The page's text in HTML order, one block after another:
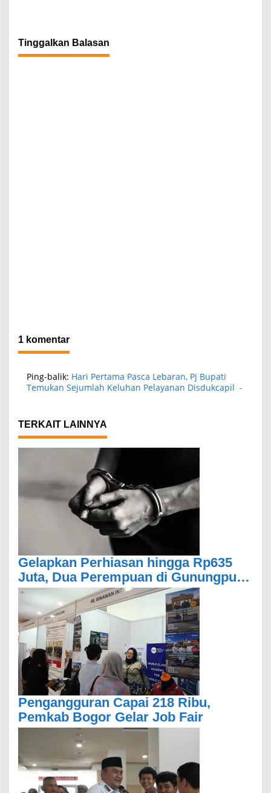
Tinggalkan Balasan
1 komentar
Ping-balik: Hari Pertama Pasca Lebaran, Pj Bupati
Temukan Sejumlah Keluhan Pelayanan Disdukcapil -
TERKAIT LAINNYA
Gelapkan Perhiasan hingga Rp635
Juta, Dua Perempuan di Gunungputri
Bogor Ditangkap
Pengangguran Capai 218 Ribu,
Pemkab Bogor Gelar Job Fair